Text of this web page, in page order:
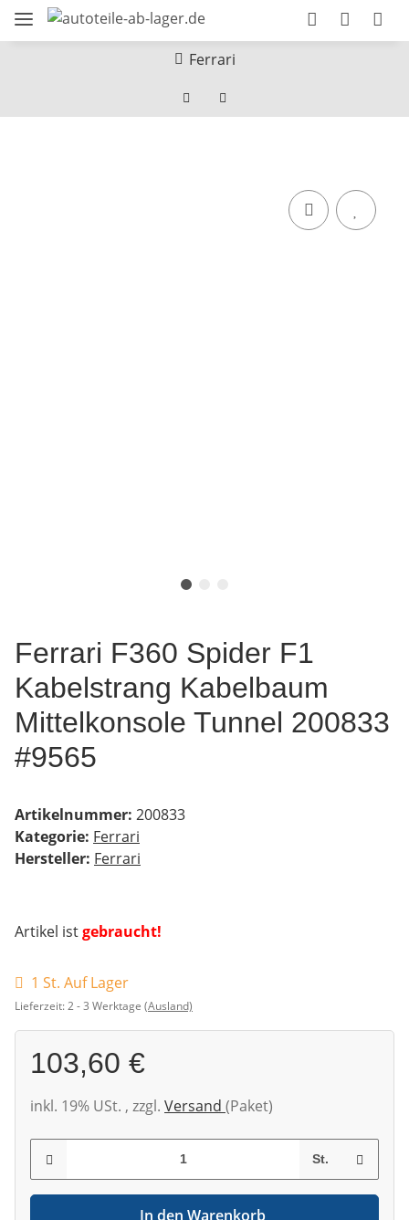
Ferrari
Ferrari F360 Spider F1
Kabelstrang Kabelbaum
Mittelkonsole Tunnel 200833
#9565
Artikelnummer: 200833
Kategorie: Ferrari
Hersteller: Ferrari
Artikel istgebraucht!
1 St. Auf Lager
Lieferzeit:2 - 3 Werktage (Ausland)
103,60 €
inkl. 19% USt. , zzgl. Versand (Paket)
St.
In den Warenkorb